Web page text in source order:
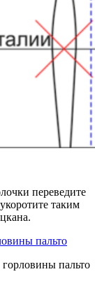
переведите
таким
пальто